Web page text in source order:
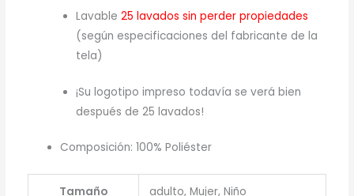
Lavable25 lavados sin perder propiedades
(según especificaciones del fabricante de la
tela)
¡Su logotipo impreso todavía se verá bien
después de 25 lavados!
Composición: 100% Poliéster
Tamaño adulto, Mujer, Niño